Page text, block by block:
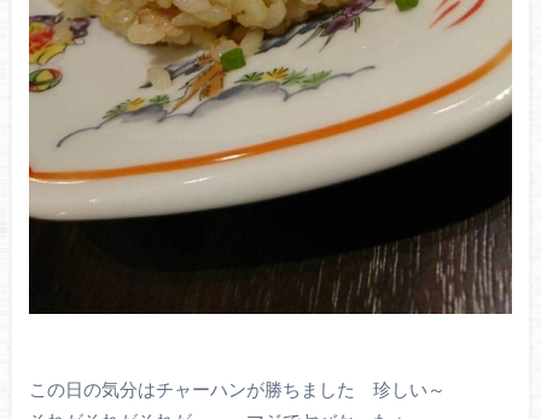
この日の気分はチャーハンが勝ちました 珍しい～